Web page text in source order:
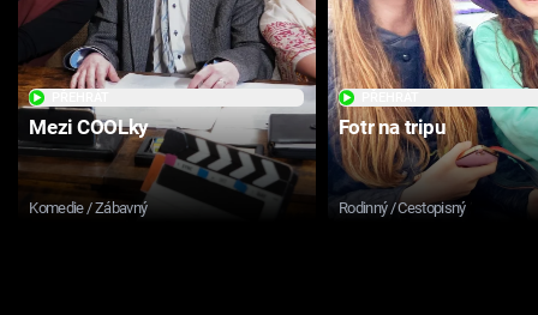
Mezi COOLky
Komedie / Zábavný
Fotr na tripu
Rodinný / Cestopisný